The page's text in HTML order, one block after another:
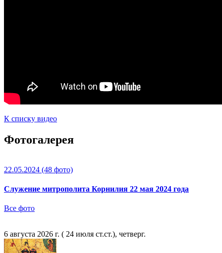
К списку видео
Фотогалерея
22.05.2024 (48 фото)
Служение митрополита Корнилия 22 мая 2024 года
Все фото
6 августа 2026 г. ( 24 июля ст.ст.), четверг.